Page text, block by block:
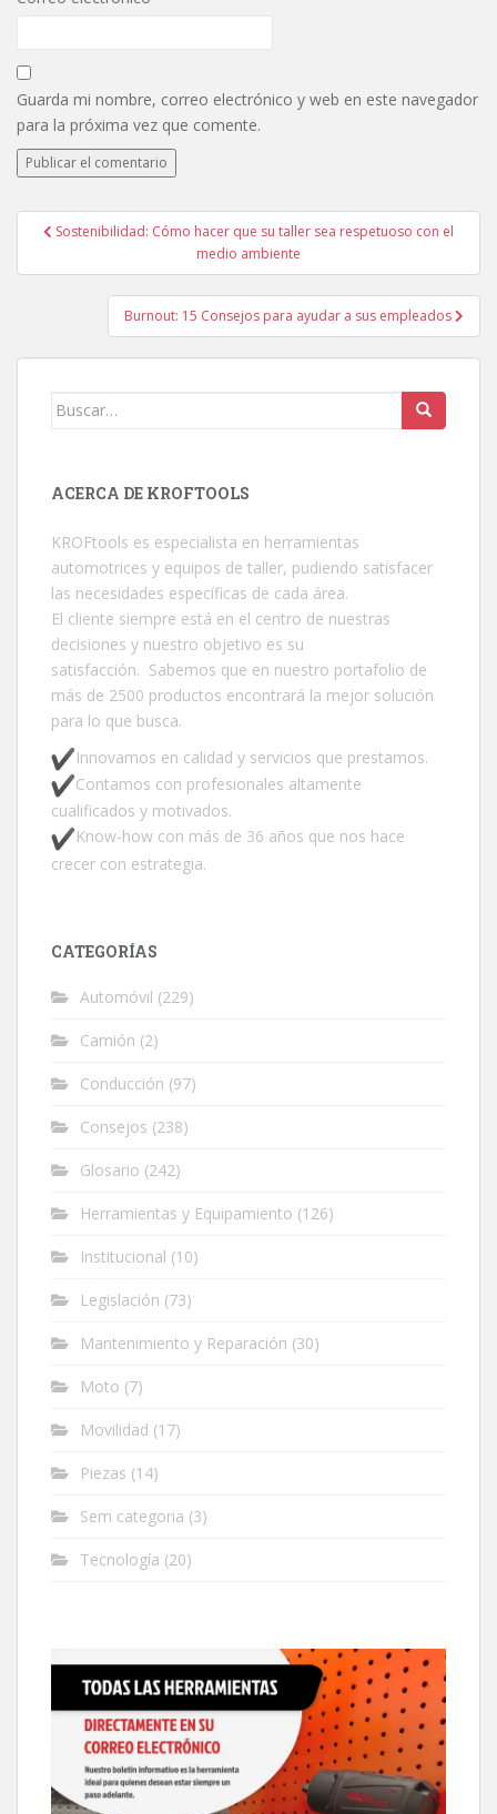
Guarda mi nombre, correo electrónico y web en este navegador
para la próxima vez que comente.
Navegación de entradas
Sostenibilidad: Cómo hacer que su taller sea respetuoso con el
medio ambiente
Burnout: 15 Consejos para ayudar a sus empleados
Buscar:
ACERCA DE KROFTOOLS
KROFtools es especialista en herramientas
automotrices y equipos de taller, pudiendo satisfacer
las necesidades específicas de cada área.
El cliente siempre está en el centro de nuestras
decisiones y nuestro objetivo es su
satisfacción. Sabemos que en nuestro portafolio de
más de 2500 productos encontrará la mejor solución
para lo que busca.
Innovamos en calidad y servicios que prestamos.
Contamos con profesionales altamente
cualificados y motivados.
Know-how con más de 36 años que nos hace
crecer con estrategia.
CATEGORÍAS
Automóvil (229)
Camión (2)
Conducción (97)
Consejos (238)
Glosario (242)
Herramientas y Equipamiento (126)
Institucional (10)
Legislación (73)
Mantenimiento y Reparación (30)
Moto (7)
Movilidad (17)
Piezas (14)
Sem categoria (3)
Tecnología (20)